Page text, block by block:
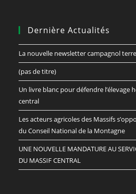
Dernière Actualités
La nouvelle newsletter campagnol
(pas de titre)
Un livre blanc pour défendre l’élevage
central
Les acteurs agricoles des Massifs
du Conseil National de la Montagne
UNE NOUVELLE MANDATURE AU
DU MASSIF CENTRAL